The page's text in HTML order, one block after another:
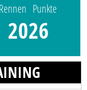
Rennen Punkte
2026